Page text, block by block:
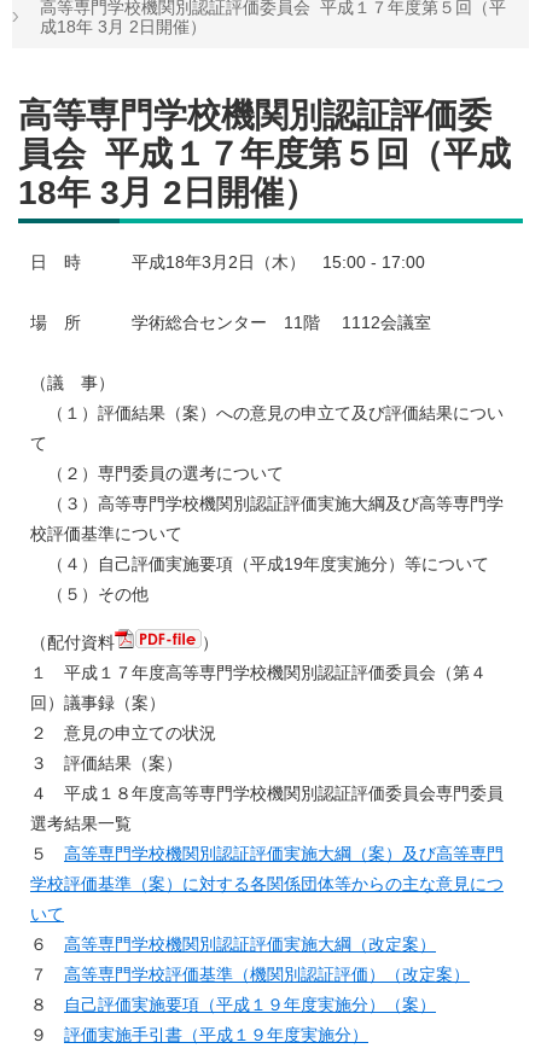
高等専門学校機関別認証評価委員会 平成１７年度第５回（平
成18年 3月 2日開催）
高等専門学校機関別認証評価委
員会 平成１７年度第５回（平成
18年 3月 2日開催）
日 時 平成18年3月2日（木） 15:00 - 17:00
場 所 学術総合センター 11階 1112会議室
（議 事）
（１）評価結果（案）への意見の申立て及び評価結果につい
て
（２）専門委員の選考について
（３）高等専門学校機関別認証評価実施大綱及び高等専門学
校評価基準について
（４）自己評価実施要項（平成19年度実施分）等について
（５）その他
（配付資料
）
１ 平成１７年度高等専門学校機関別認証評価委員会（第４
回）議事録（案）
２ 意見の申立ての状況
３ 評価結果（案）
４ 平成１８年度高等専門学校機関別認証評価委員会専門委員
選考結果一覧
５ 高等専門学校機関別認証評価実施大綱（案）及び高等専門
学校評価基準（案）に対する各関係団体等からの主な意見につ
いて
６ 高等専門学校機関別認証評価実施大綱（改定案）
７ 高等専門学校評価基準（機関別認証評価）（改定案）
８
自己評価実施要項（平成１９年度実施分）（案）
９ 評価実施手引書（平成１９年度実施分）